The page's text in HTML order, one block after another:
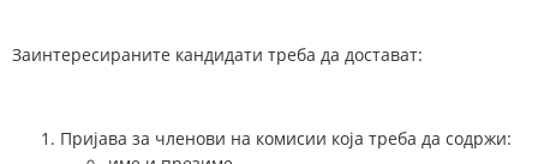
Заинтересираните кандидати треба да достават:
Пријава за членови на комисии која треба да содржи: